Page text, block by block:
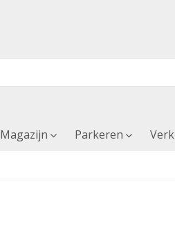
Magazijn Parkeren